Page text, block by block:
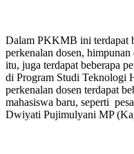
Dalam PKKMB ini terdapat
perkenalan dosen,
itu, juga terdapat beberapa
di Program Studi Teknologi
perkenalan dosen terdapat
mahasiswa baru, seperti
Dwiyati Pujimulyani MP